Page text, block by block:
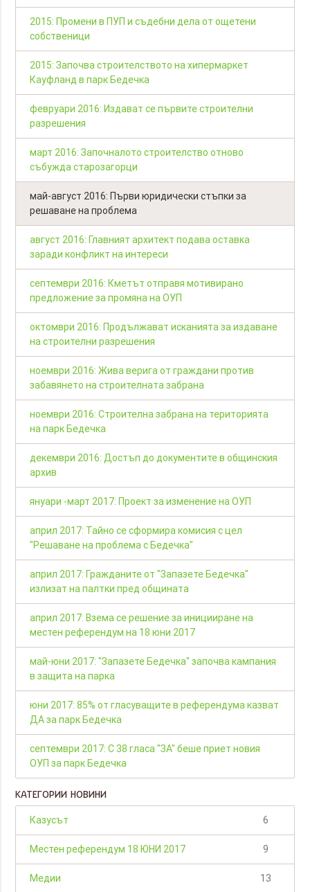
2015: Промени в ПУП и съдебни дела от ощетени
собственици
2015: Започва строителството на хипермаркет
Кауфланд в парк Бедечка
февруари 2016: Издават се първите строителни
разрешения
март 2016: Започналото строителство отново
събужда старозагорци
май-август 2016: Първи юридически стъпки за
решаване на проблема
август 2016: Главният архитект подава оставка
заради конфликт на интереси
септември 2016: Кметът отправя мотивирано
предложение за промяна на ОУП
октомври 2016: Продължават исканията за издаване
на строителни разрешения
ноември 2016: Жива верига от граждани против
забавянето на строителната забрана
ноември 2016: Строителна забрана на територията
на парк Бедечка
декември 2016: Достъп до документите в общинския
архив
януари -март 2017: Проект за изменение на ОУП
април 2017: Тайно се сформира комисия с цел
"Решаване на проблема с Бедечка"
април 2017: Гражданите от "Запазете Бедечка"
излизат на палтки пред общината
април 2017: Взема се решение за иницииране на
местен референдум на 18 юни 2017
май-юни 2017: "Запазете Бедечка" започва кампания
в защита на парка
юни 2017: 85% от гласуващите в референдума казват
ДА за парк Бедечка
септември 2017: С 38 гласа "ЗА" беше приет новия
ОУП за парк Бедечка
КАТЕГОРИИ НОВИНИ
Казусът 6
Местен референдум 18 ЮНИ 2017 9
Медии 13